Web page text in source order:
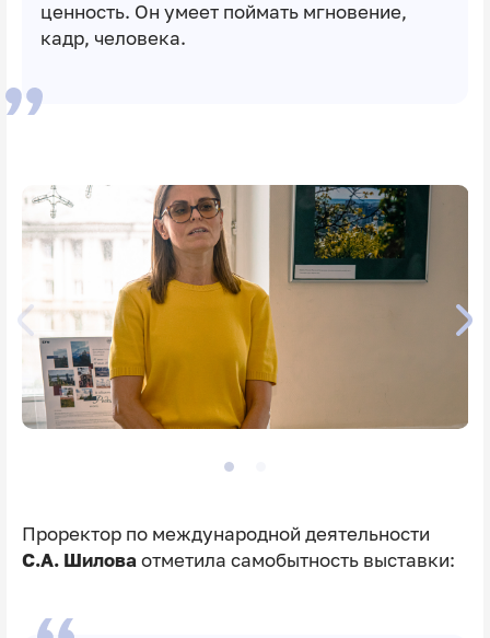
ценность. Он умеет поймать мгновение,
кадр, человека.
Проректор по международной деятельности
С.А. Шиловаотметила самобытность выставки: